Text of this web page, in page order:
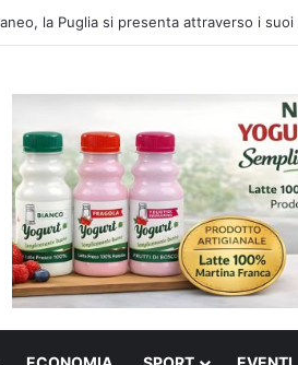
la Puglia si presenta attraverso i